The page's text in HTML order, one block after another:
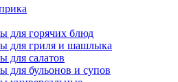
для горячих блюд
для гриля и шашлыка
для салатов
для бульонов и супов